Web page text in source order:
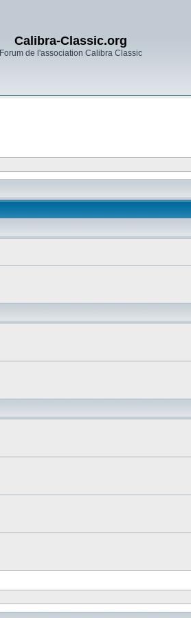
Calibra-Classic.org
Forum de l'association Calibra Classic